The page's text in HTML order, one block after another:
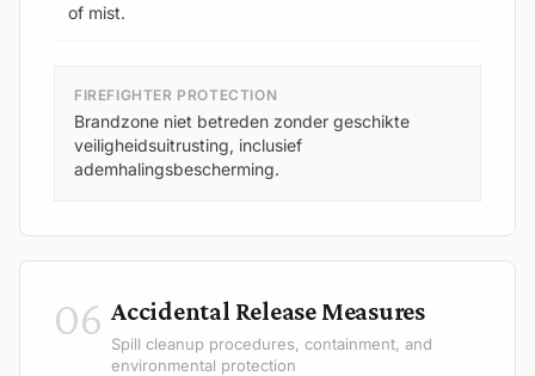
of mist.
FIREFIGHTER PROTECTION
Brandzone niet betreden zonder geschikte
veiligheidsuitrusting, inclusief
ademhalingsbescherming.
06 Accidental Release Measures
Spill cleanup procedures, containment, and
environmental protection